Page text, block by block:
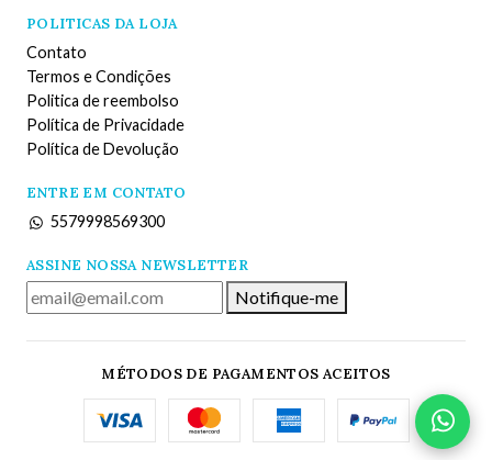
POLITICAS DA LOJA
Contato
Termos e Condições
Politica de reembolso
Política de Privacidade
Política de Devolução
ENTRE EM CONTATO
5579998569300
ASSINE NOSSA NEWSLETTER
Notifique-me
MÉTODOS DE PAGAMENTOS ACEITOS